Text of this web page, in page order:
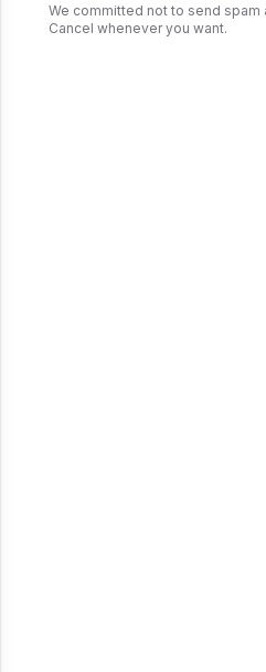
We committed not to send spam
Cancel whenever you want.